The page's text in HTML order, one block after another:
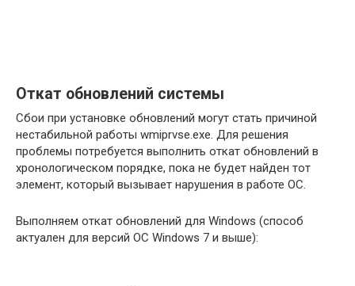
Откат обновлений системы
Сбои при установке обновлений могут стать причиной
нестабильной работы wmiprvse.exe. Для решения
проблемы потребуется выполнить откат обновлений в
хронологическом порядке, пока не будет найден тот
элемент, который вызывает нарушения в работе ОС.
Выполняем откат обновлений для Windows (способ
актуален для версий ОС Windows 7 и выше):